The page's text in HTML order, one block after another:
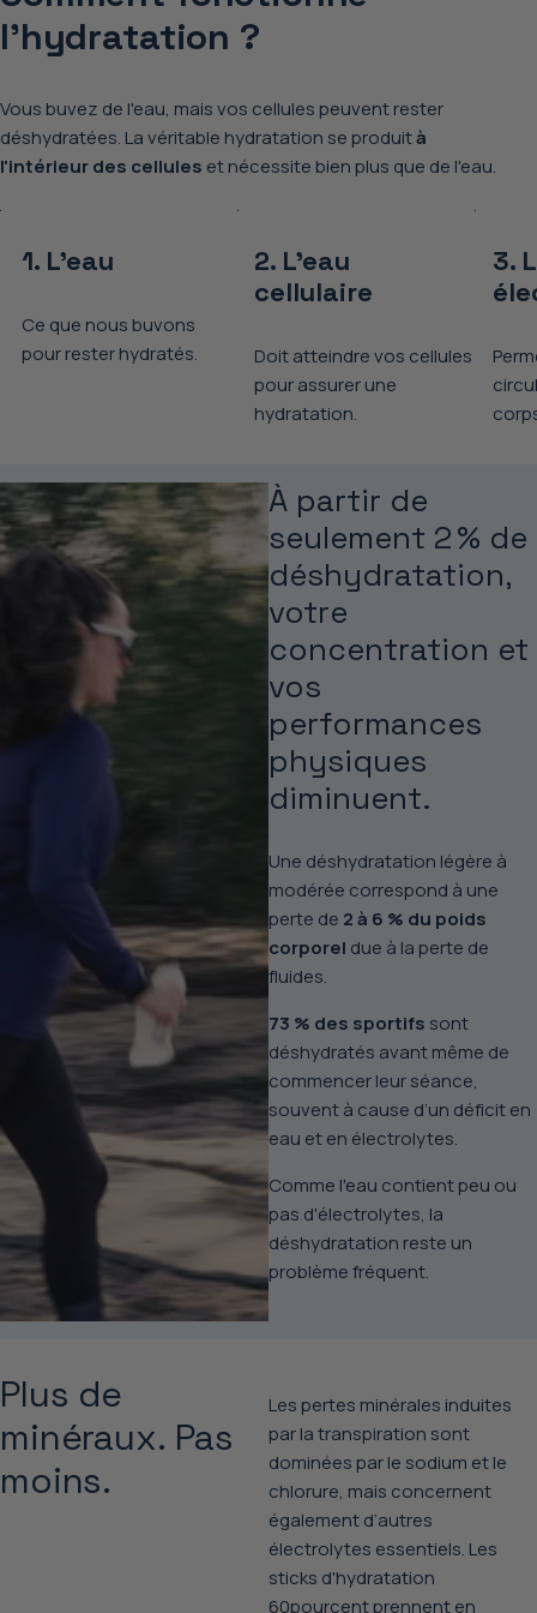
l'hydratation ?
Vous buvez de l'eau, mais vos cellules peuvent rester
déshydratées. La véritable hydratation se produità
l'intérieur des cellules et nécessite bien plus que de l'eau.
1. L'eau
Ce que nous buvons
pour rester hydratés.
2. L'eau
cellulaire
Doit atteindre vos cellules
pour assurer une
hydratation.
3.
À partir de
seulement 2 % de
déshydratation,
votre
concentration et
vos
performances
physiques
diminuent.
Une déshydratation légère à
modérée correspond à une
perte de 2 à 6 % du poids
corporel due à la perte de
fluides.
73 % des sportifs sont
déshydratés avant même de
commencer leur séance,
souvent à cause d’un déficit en
eau et en électrolytes.
Comme l'eau contient peu ou
pas d'électrolytes, la
déshydratation reste un
problème fréquent.
Plus de
minéraux. Pas
moins.
Les pertes minérales induites
par la transpiration sont
dominées par le sodium et le
chlorure, mais concernent
également d’autres
électrolytes essentiels. Les
sticks d'hydratation
60pourcent prennent en